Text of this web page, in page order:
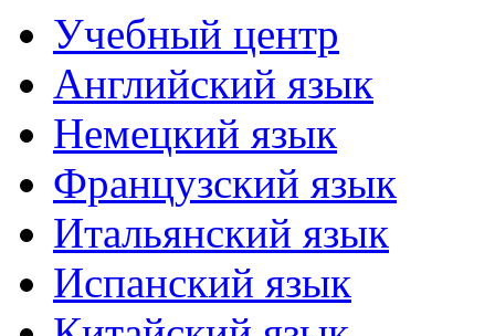
Учебный центр
Английский язык
Немецкий язык
Французский язык
Итальянский язык
Испанский язык